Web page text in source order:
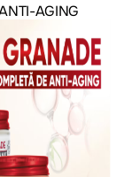
AGING